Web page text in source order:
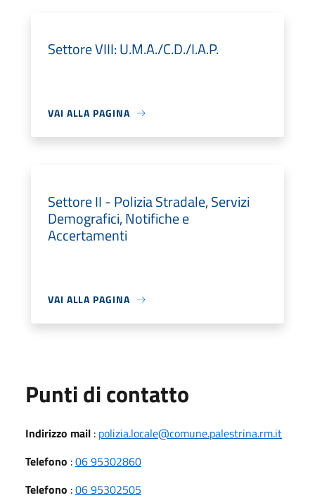
Settore VIII: U.M.A./C.D./I.A.P.
VAI ALLA PAGINA
Settore II - Polizia Stradale, Servizi
Demografici, Notifiche e
Accertamenti
VAI ALLA PAGINA
Punti di contatto
Indirizzo mail : polizia.locale@comune.palestrina.rm.it
Telefono :06 95302860
Telefono :06 95302505